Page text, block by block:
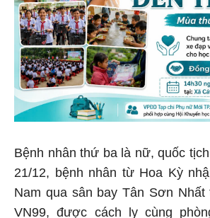
Bệnh nhân thứ ba là nữ, quốc
21/12, bệnh nhân từ Hoa Kỳ
Nam qua sân bay Tân Sơn Nhất
VN99, được cách ly cùng